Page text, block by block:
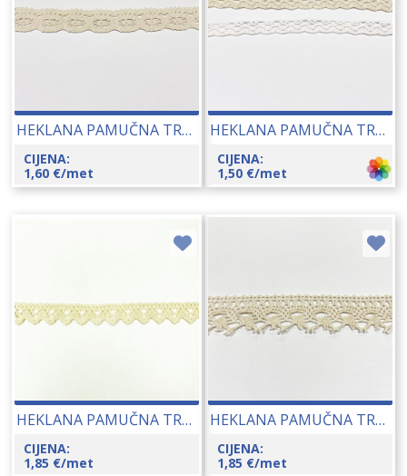
HEKLANA PAMUČNA TRAKA (8620) CCA 25 MM 22185
CIJENA:
1,60 €/met
HEKLANA PAMUČNA TRAKA (9032) CCA 12 MM 22191
CIJENA:
1,50 €/met
HEKLANA PAMUČNA TRAKA BEIGE (B180II) CCA 17 MM 23097
CIJENA:
1,85 €/met
HEKLANA PAMUČNA TRAKA BEIGE (B6211) CCA 27 MM 23097
CIJENA:
1,85 €/met